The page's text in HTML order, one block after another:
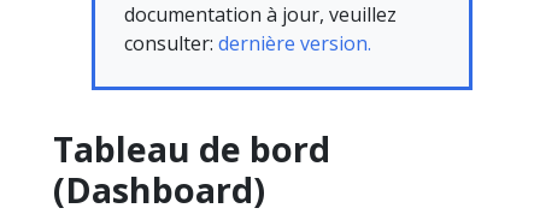
documentation à jour, veuillez
consulter: dernière version.
Tableau de bord
(Dashboard)